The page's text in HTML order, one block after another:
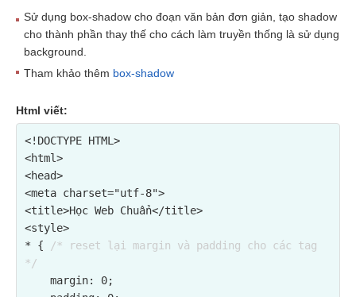
Sử dụng box-shadow cho đoạn văn bản đơn giản, tạo shadow
cho thành phần thay thế cho cách làm truyền thống là sử dụng
background.
Tham khảo thêm box-shadow
Html viết:
<!DOCTYPE HTML>
<html>
<head>
<meta charset="utf-8">
<title>Học Web Chuẩn</title>
<style>
* {
/* reset lại margin và padding cho các tag
*/